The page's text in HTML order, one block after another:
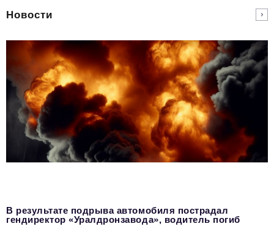
Новости
В результате подрыва автомобиля пострадал
гендиректор «Уралдронзавода», водитель погиб